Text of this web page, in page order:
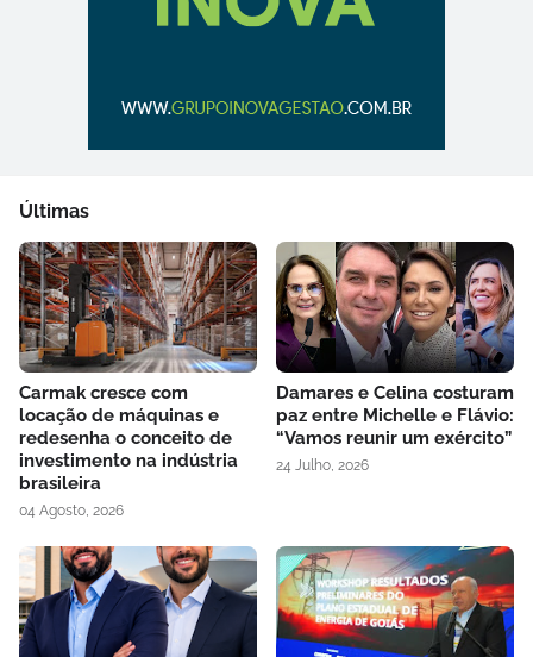
Últimas
Carmak cresce com
locação de máquinas e
redesenha o conceito de
investimento na indústria
brasileira
04 Agosto, 2026
Damares e Celina costuram
paz entre Michelle e Flávio:
“Vamos reunir um exército”
24 Julho, 2026